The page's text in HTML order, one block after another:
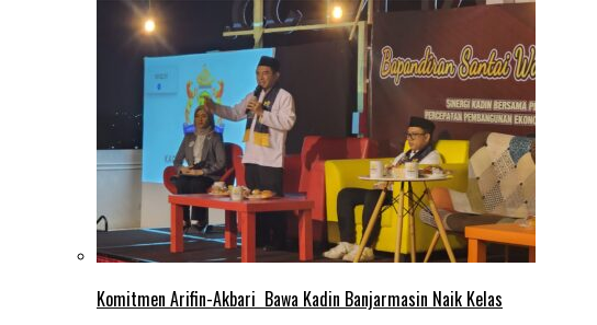
Komitmen Arifin-Akbari Bawa Kadin Banjarmasin Naik Kelas